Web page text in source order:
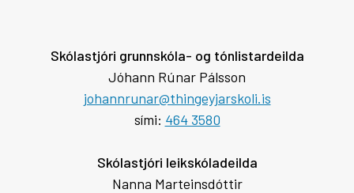
Skólastjóri grunnskóla- og tónlistardeilda
Jóhann Rúnar Pálsson
johannrunar@thingeyjarskoli.is
sími: 464 3580
Skólastjóri leikskóladeilda
Nanna Marteinsdóttir